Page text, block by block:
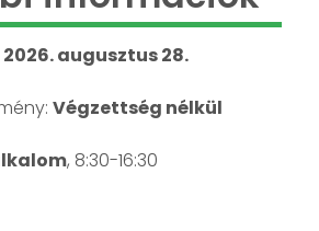
2026. augusztus 28.
Végzettség nélkül
, 8:30-16:30